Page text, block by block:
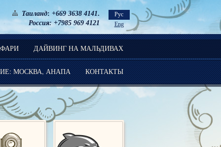
Рус
Eng
Таиланд: +669 3638 4141.
+7985 969 4121
ДАЙВИНГ НА МАЛЬДИВАХ
МОСКВА, АНАПА КОНТАКТЫ